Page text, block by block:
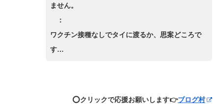
ません。
：
ワクチン接種なしでタイに渡るか、思案どころで
す…
⭕️クリックで応援お願いします👉ブログ村